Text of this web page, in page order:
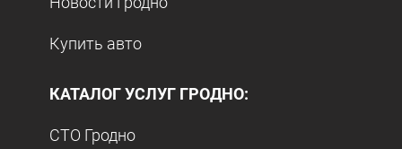
Купить авто
КАТАЛОГ УСЛУГ ГРОДНО:
СТО Гродно